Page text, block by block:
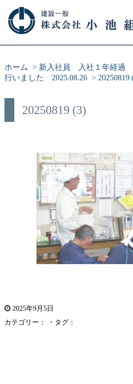
ホーム > 新入社員 入社１年経過
行いました 2025.08.26 > 20250819
20250819 (3)
2025年9月5日
カテゴリー： ・タグ：